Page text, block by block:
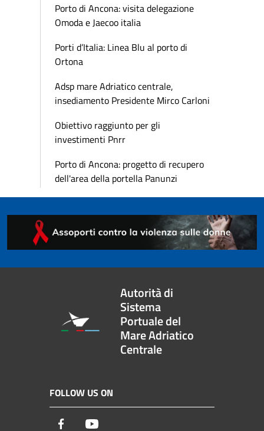
Porto di Ancona: visita delegazione
Omoda e Jaecoo italia
Porti d’Italia: Linea Blu al porto di
Ortona
Adsp mare Adriatico centrale,
insediamento Presidente Mirco Carloni
Obiettivo raggiunto per gli
investimenti Pnrr
Porto di Ancona: progetto di recupero
dell'area della portella Panunzi
Autorità di
Sistema
Portuale del
Mare Adriatico
Centrale
FOLLOW US ON
Facebook